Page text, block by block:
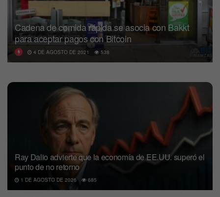
Cadena de comida rápida se asocia con Bakkt
para aceptar pagos con Bitcoin
4 DE AGOSTO DE 2021 538
Ray Dalio advierte que la economía de EE.UU. superó el
punto de no retorno
1 DE AGOSTO DE 2026 685